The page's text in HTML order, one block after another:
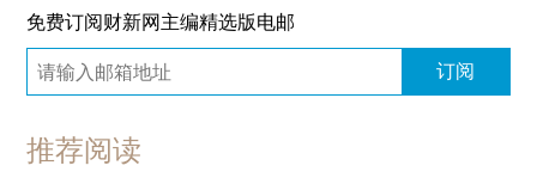
免费订阅财新网主编精选版电邮
订阅
推荐阅读